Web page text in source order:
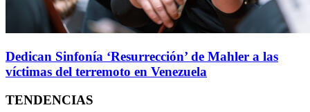
Dedican Sinfonía ‘Resurrección’ de Mahler a las
víctimas del terremoto en Venezuela
TENDENCIAS